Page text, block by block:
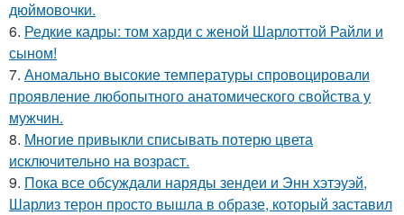
дюймовочки.
6. Редкие кадры: том харди с женой Шарлоттой Райли и
сыном!
7. Аномально высокие температуры спровоцировали
проявление любопытного анатомического свойства у
мужчин.
8. Многие привыкли списывать потерю цвета
исключительно на возраст.
9. Пока все обсуждали наряды зендеи и Энн хэтэуэй,
Шарлиз терон просто вышла в образе, который заставил